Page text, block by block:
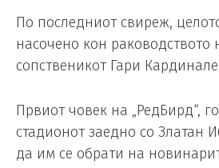
По последниот свиреж,
насочено кон раководството
сопственикот Гари
Првиот човек на „РедБирд“,
стадионот заедно со Златан
да им се обрати на